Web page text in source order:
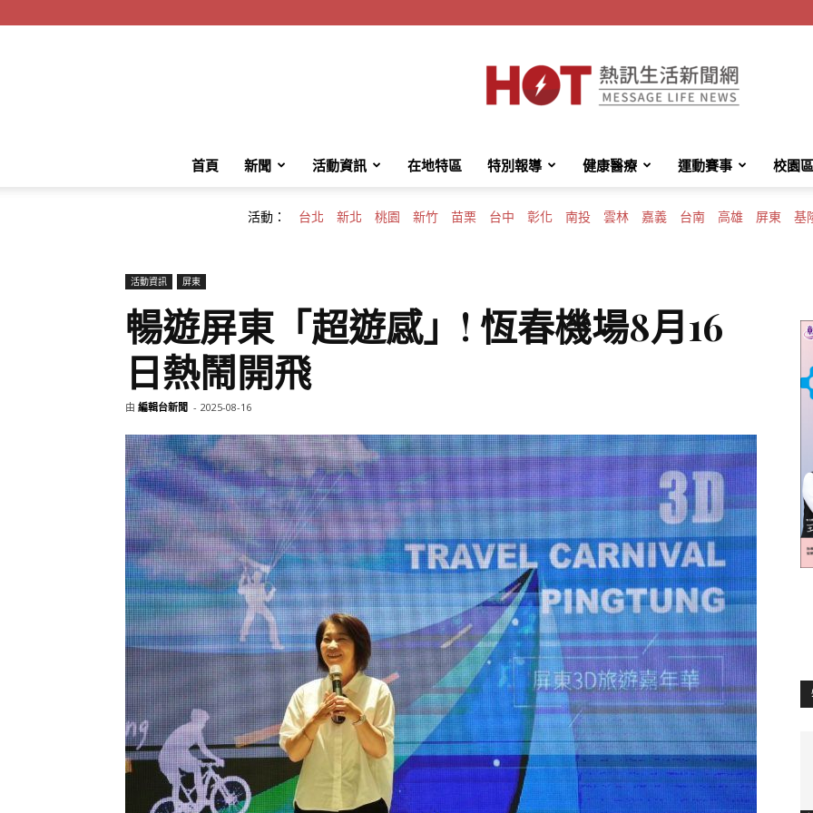
HotMessage
生
活
新
首頁 新聞 活動資訊 在地特區 特別報導 健康醫療 運動賽事 校園區
活動： 台北 新北 桃園 新竹 苗栗 台中 彰化 南投 雲林 嘉義 台南 高雄 屏東 基
活動資訊 屏東
暢遊屏東「超遊感」! 恆春機場8月16
日熱鬧開飛
由 編輯台新聞 - 2025-08-16